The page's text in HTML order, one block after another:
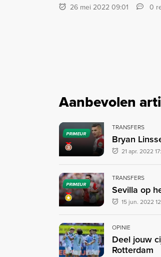
26 mei 2022 09:01 0
Aanbevolen
PRIMEUR
TRANSFERS
Bryan
21 apr. 2022
PRIMEUR
TRANSFERS
Sevilla op
15 jun. 2022
OPINIE
Deel jouw
Rotterdam